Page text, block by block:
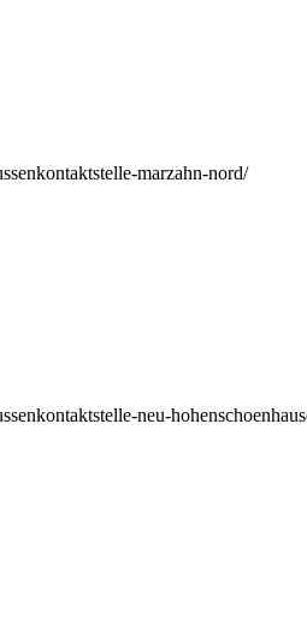
marzahn-nord/
neu-